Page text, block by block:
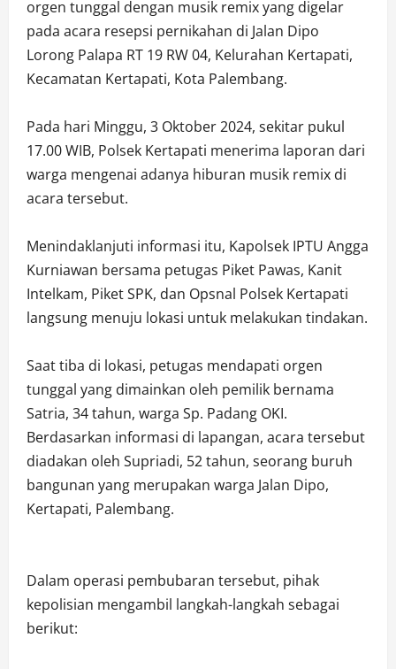
orgen tunggal dengan musik remix yang digelar
pada acara resepsi pernikahan di Jalan Dipo
Lorong Palapa RT 19 RW 04, Kelurahan Kertapati,
Kecamatan Kertapati, Kota Palembang.
Pada hari Minggu, 3 Oktober 2024, sekitar pukul
17.00 WIB, Polsek Kertapati menerima laporan dari
warga mengenai adanya hiburan musik remix di
acara tersebut.
Menindaklanjuti informasi itu, Kapolsek IPTU Angga
Kurniawan bersama petugas Piket Pawas, Kanit
Intelkam, Piket SPK, dan Opsnal Polsek Kertapati
langsung menuju lokasi untuk melakukan tindakan.
Saat tiba di lokasi, petugas mendapati orgen
tunggal yang dimainkan oleh pemilik bernama
Satria, 34 tahun, warga Sp. Padang OKI.
Berdasarkan informasi di lapangan, acara tersebut
diadakan oleh Supriadi, 52 tahun, seorang buruh
bangunan yang merupakan warga Jalan Dipo,
Kertapati, Palembang.
Dalam operasi pembubaran tersebut, pihak
kepolisian mengambil langkah-langkah sebagai
berikut: